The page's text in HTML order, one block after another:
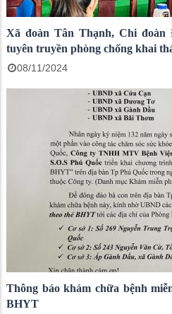
Xã đoàn Tân Thạnh, Chi đoàn
tuyên truyền phòng chống khai
08/11/2024
Thông báo khám chữa bệnh
BHYT